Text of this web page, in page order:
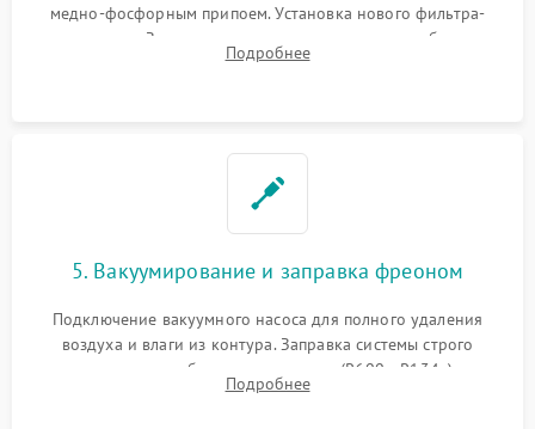
медно-фосфорным припоем. Установка нового фильтра-
осушителя. Замена изношенных вентиляторов обдува,
сломанных заслонок или поврежденных дверных петель.
Подробнее
5. Вакуумирование и заправка фреоном
Подключение вакуумного насоса для полного удаления
воздуха и влаги из контура. Заправка системы строго
дозированным объемом хладагента (R600a, R134a) по
электронным весам. Контроль рабочего давления в системе.
Подробнее